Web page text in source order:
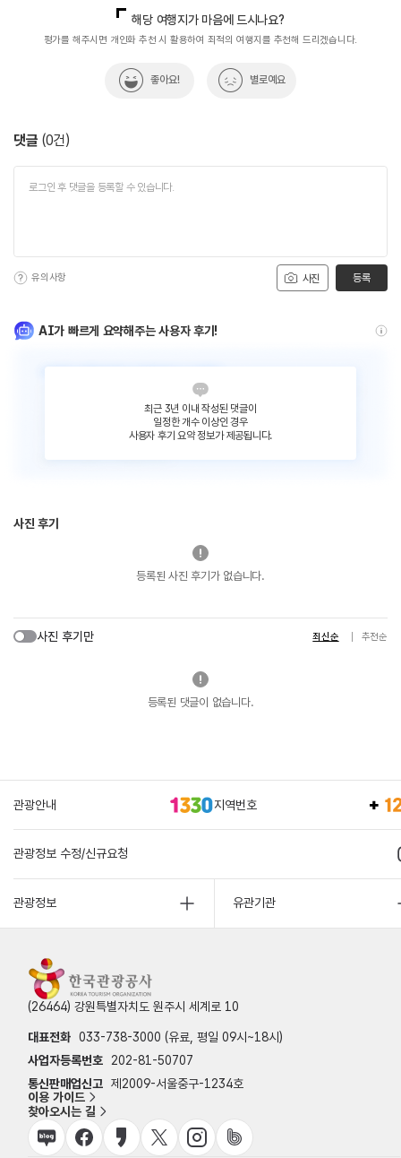
해당 여행지가 마음에 드시나요?
평가를 해주시면 개인화 추천 시 활용하여 최적의 여행지를 추천해 드리겠습니다.
좋아요! 별로예요
댓글 (0건)
사진
유의사항 등록
AI가 빠르게 요약해주는 사용자 후기!
최근 3년 이내 작성된 댓글이
일정한 개수 이상인 경우
사용자 후기 요약 정보가 제공됩니다.
사진 후기
등록된 사진 후기가 없습니다.
사진 후기만 최신순 추천순
등록된 댓글이 없습니다.
관광안내 지역번호
관광정보 수정/신규요청
관광정보 유관기관
(26464) 강원특별자치도 원주시 세계로 10
대표전화 033-738-3000 (유료, 평일 09시~18시)
사업자등록번호
202-81-50707
통신판매업신고 제2009-서울중구-1234호
이용 가이드
찾아오시는 길